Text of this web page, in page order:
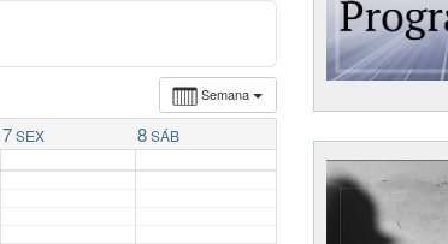
Semana
7 SEX 8 SÁB